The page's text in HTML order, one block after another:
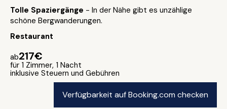
Tolle Spaziergänge - In der Nähe gibt es unzählige
schöne Bergwanderungen.
Restaurant
ab217€
für 1 Zimmer, 1 Nacht
inklusive Steuern und Gebühren
Verfügbarkeit auf Booking.com checken